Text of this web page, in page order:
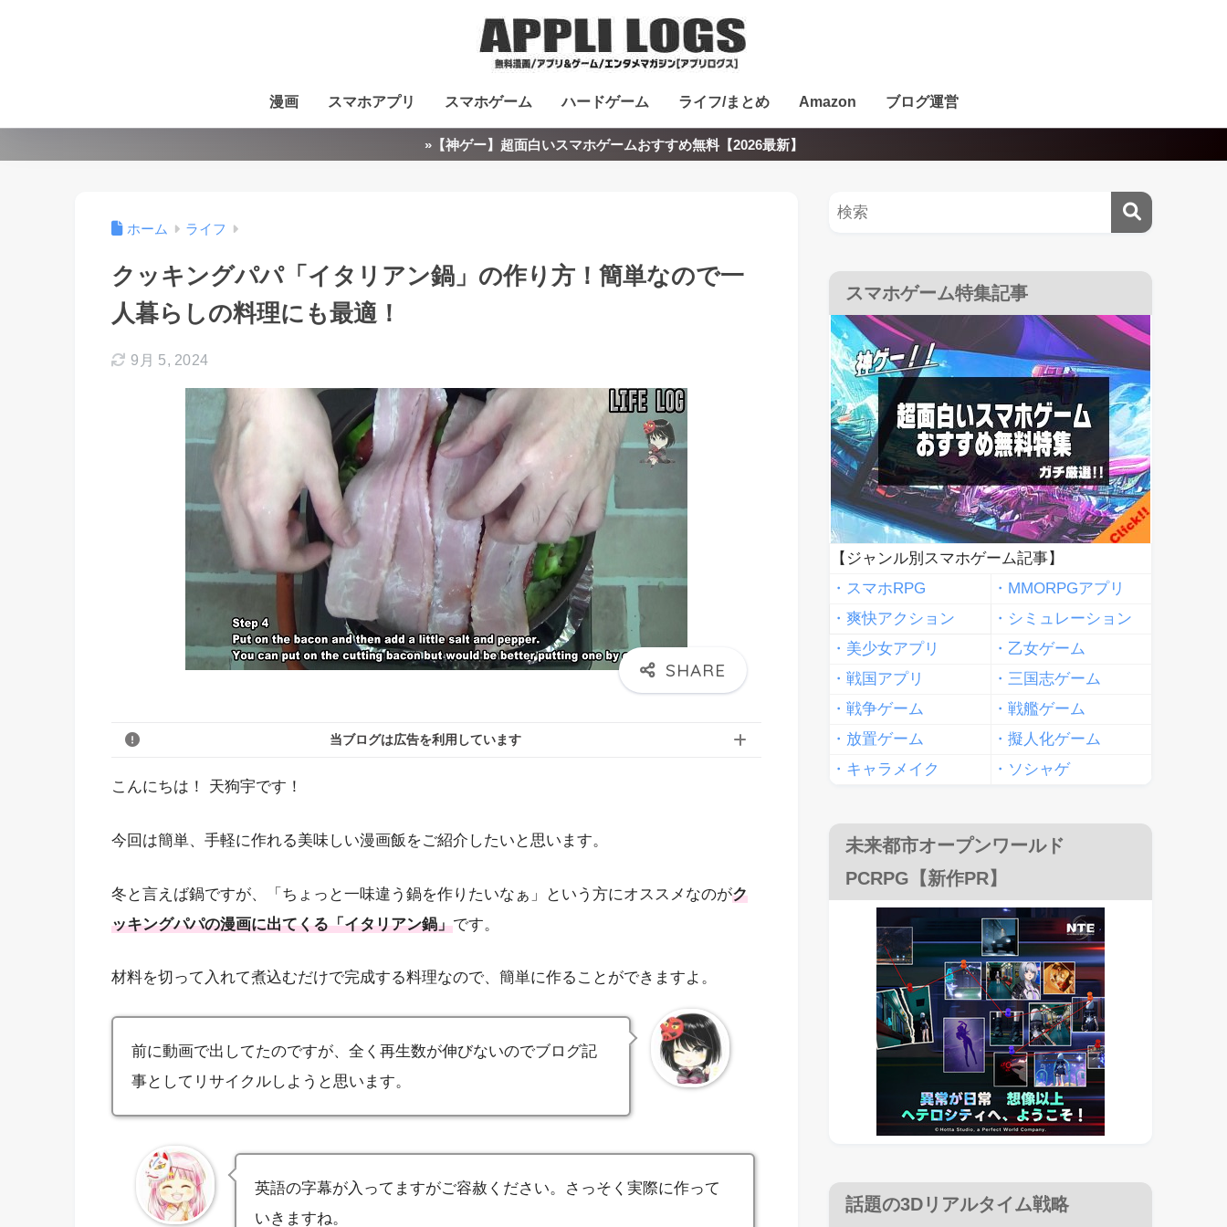
漫画 スマホアプリ スマホゲーム ハードゲーム ライフ/まとめ Amazon ブログ運営
»【神ゲー】超面白いスマホゲームおすすめ無料【2026最新】
ホーム ライフ
クッキングパパ「イタリアン鍋」の作り方！簡単なので一
人暮らしの料理にも最適！
9月 5, 2024
当ブログは広告を利用しています
こんにちは！ 天狗宇です！
今回は簡単、手軽に作れる美味しい漫画飯をご紹介したいと思います。
冬と言えば鍋ですが、「ちょっと一味違う鍋を作りたいなぁ」という方にオススメなのがク
ッキングパパの漫画に出てくる「イタリアン鍋」です。
材料を切って入れて煮込むだけで完成する料理なので、簡単に作ることができますよ。
前に動画で出してたのですが、全く再生数が伸びないのでブログ記
事としてリサイクルしようと思います。
英語の字幕が入ってますがご容赦ください。さっそく実際に作って
いきますね。
スマホゲーム特集記事
【ジャンル別スマホゲーム記事】
・スマホRPG
・MMORPGアプリ
・爽快アクション
・シミュレーション
・美少女アプリ
・乙女ゲーム
・戦国アプリ
・三国志ゲーム
・戦争ゲーム
・戦艦ゲーム
・放置ゲーム
・擬人化ゲーム
・キャラメイク
・ソシャゲ
未来都市オープンワールド
PCRPG【新作PR】
話題の3Dリアルタイム戦略